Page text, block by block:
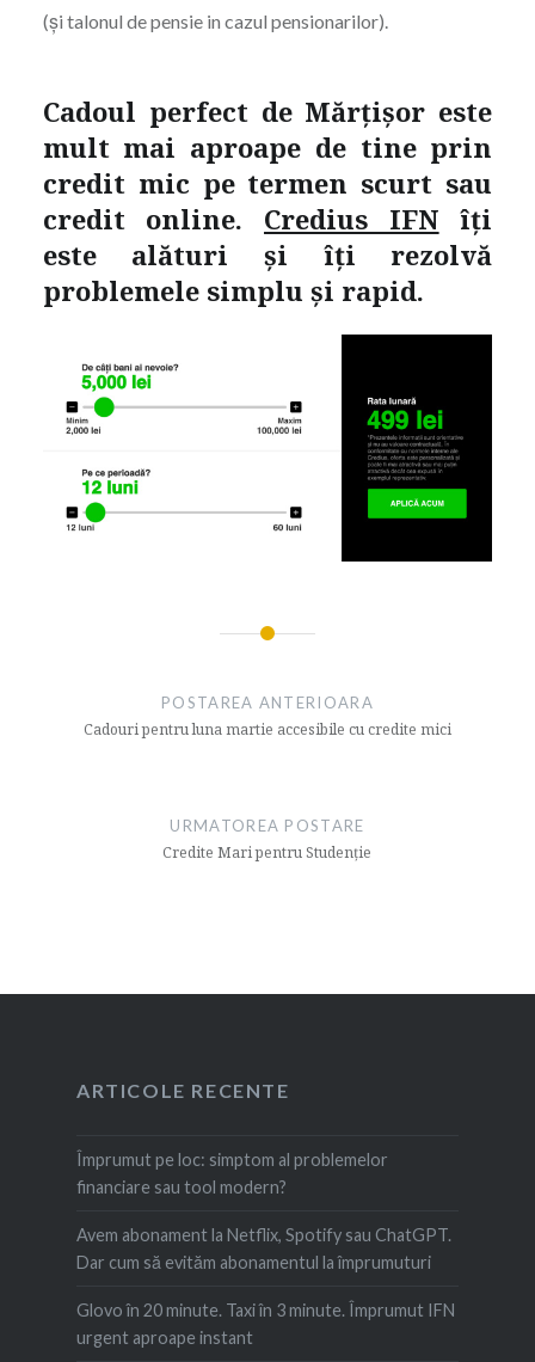
(și talonul de pensie in cazul pensionarilor).
Cadoul perfect de Mărțișor este
mult mai aproape de tine prin
credit mic pe termen scurt sau
credit online. Credius IFN îți
este alături și îți rezolvă
problemele simplu și rapid.
POSTAREA ANTERIOARA
Cadouri pentru luna martie accesibile cu credite mici
URMATOREA POSTARE
Credite Mari pentru Studenție
ARTICOLE RECENTE
Împrumut pe loc: simptom al problemelor
financiare sau tool modern?
Avem abonament la Netflix, Spotify sau ChatGPT.
Dar cum să evităm abonamentul la împrumuturi
Glovo în 20 minute. Taxi în 3 minute. Împrumut IFN
urgent aproape instant